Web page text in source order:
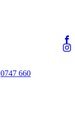
0747 660